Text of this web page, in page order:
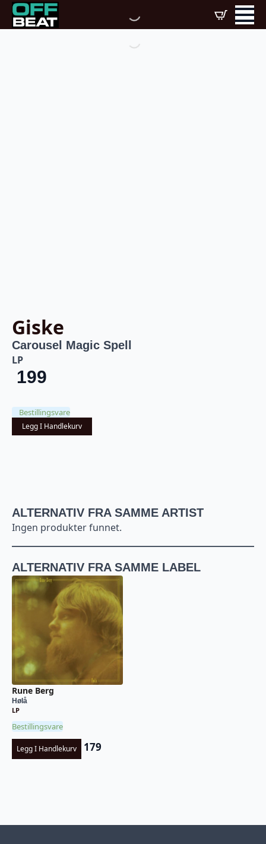
Giske
Carousel Magic Spell
LP
199
Bestillingsvare
Legg I Handlekurv
ALTERNATIV FRA SAMME ARTIST
Ingen produkter funnet.
ALTERNATIV FRA SAMME LABEL
Rune Berg
Hølå
LP
Bestillingsvare
Legg I Handlekurv 179